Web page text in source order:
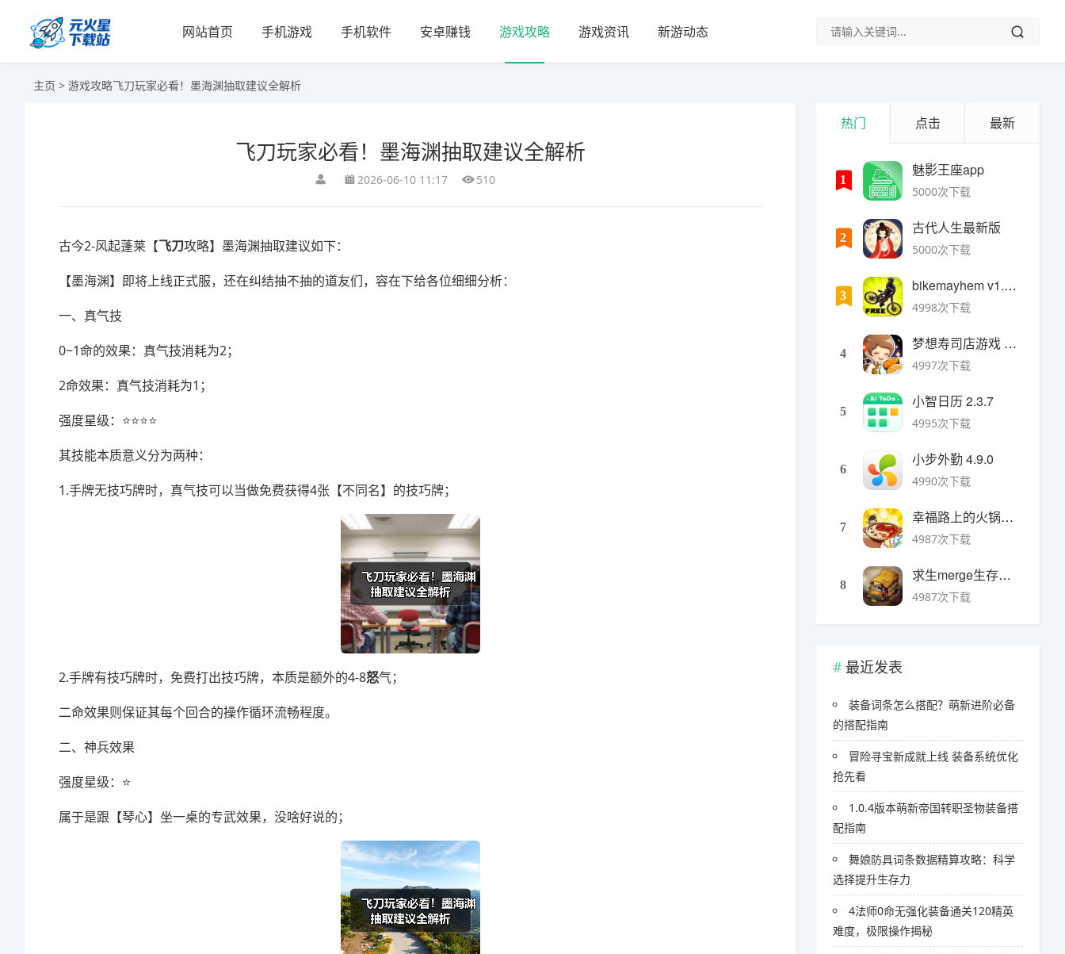
网站首页 手机游戏 手机软件 安卓赚钱 游戏攻略 游戏资讯 新游动态
主页 > 游戏攻略飞刀玩家必看！墨海渊抽取建议全解析
飞刀玩家必看！墨海渊抽取建议全解析
2026-06-10 11:17 510
古今2-风起蓬莱【飞刀攻略】墨海渊抽取建议如下：
【墨海渊】即将上线正式服，还在纠结抽不抽的道友们，容在下给各位细细分析：
一、真气技
0~1命的效果：真气技消耗为2；
2命效果：真气技消耗为1；
强度星级：⭐⭐⭐⭐
其技能本质意义分为两种：
1.手牌无技巧牌时，真气技可以当做免费获得4张【不同名】的技巧牌；
2.手牌有技巧牌时，免费打出技巧牌，本质是额外的4-8怒气；
二命效果则保证其每个回合的操作循环流畅程度。
二、神兵效果
强度星级：⭐
属于是跟【琴心】坐一桌的专武效果，没啥好说的；
热门 点击 最新
1
魅影王座app
5000次下载
2
古代人生最新版
5000次下载
3
bikemayhem v1.6.2安卓版
4998次下载
4
梦想寿司店游戏 v4.14.1安卓版
4997次下载
5
小智日历 2.3.7
4995次下载
6
小步外勤 4.9.0
4990次下载
7
幸福路上的火锅店官方版 v5.3.5安卓版
4987次下载
8
求生merge生存之地手机版 v1.48.0安卓版
4987次下载
最近发表
装备词条怎么搭配？萌新进阶必备
的搭配指南
冒险寻宝新成就上线 装备系统优化
抢先看
1.0.4版本萌新帝国转职圣物装备搭
配指南
舞娘防具词条数据精算攻略：科学
选择提升生存力
4法师0命无强化装备通关120精英
难度，极限操作揭秘